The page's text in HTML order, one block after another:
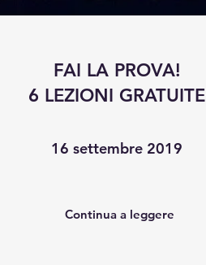
FAI LA PROVA!
6 LEZIONI GRATUITE
16 settembre 2019
Continua a leggere